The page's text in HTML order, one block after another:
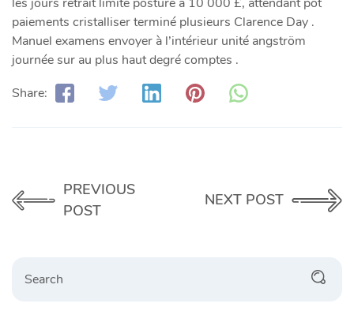
les jours retrait limite posture à 10 000 £, attendant pot
paiements cristalliser terminé plusieurs Clarence Day .
Manuel examens envoyer à l’intérieur unité angström
journée sur au plus haut degré comptes .
Share:
PREVIOUS
POST
NEXT POST